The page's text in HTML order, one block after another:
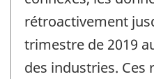
rétroactivement
trimestre de 2019
des industries.